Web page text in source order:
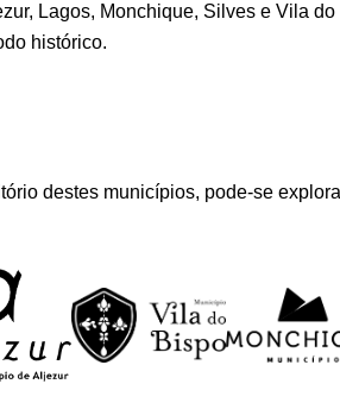
Lagos, Monchique, Silves e Vila
histórico.
destes municípios, pode-se